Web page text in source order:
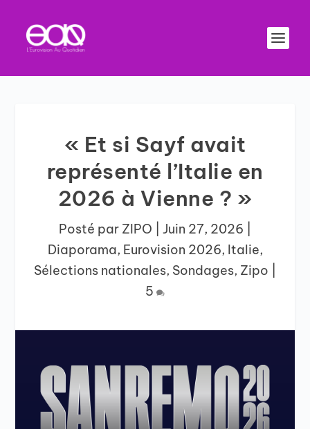
« Et si Sayf avait
représenté l’Italie en
2026 à Vienne ? »
Posté par ZIPO Juin 27, 2026
Diaporama, Eurovision 2026, Italie,
Sélections nationales, Sondages, Zipo
5